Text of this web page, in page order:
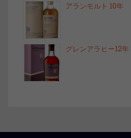
アランモルト 10年
グレンアラヒー12年